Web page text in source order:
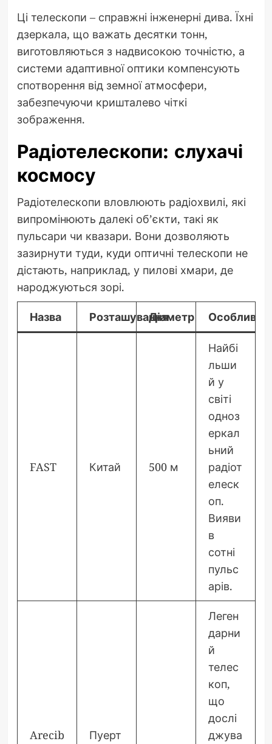
Ці телескопи – справжні інженерні дива. Їхні
дзеркала, що важать десятки тонн,
виготовляються з надвисокою точністю, а
системи адаптивної оптики компенсують
спотворення від земної атмосфери,
забезпечуючи кришталево чіткі
зображення.
Радіотелескопи: слухачі
космосу
Радіотелескопи вловлюють радіохвилі, які
випромінюють далекі об’єкти, такі як
пульсари чи квазари. Вони дозволяють
зазирнути туди, куди оптичні телескопи не
дістають, наприклад, у пилові хмари, де
народжуються зорі.
Назва РозташуванняДіаметр
FAST Китай 500 м
Найбі
льши
й у
світі
одноз
еркал
ьний
радіот
елеск
оп.
Вияви
в
сотні
пульс
арів.
Arecib
Пуерт
Леген
дарни
й
телес
коп,
що
дослі
джува